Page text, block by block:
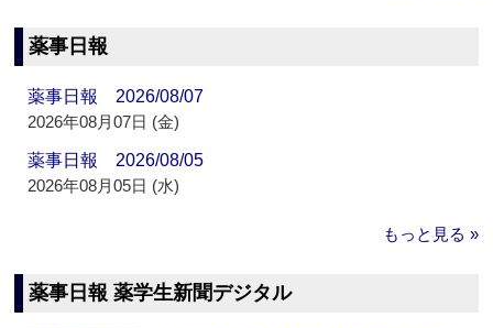
薬事日報
薬事日報 2026/08/07
2026年08月07日 (金)
薬事日報 2026/08/05
2026年08月05日 (水)
もっと見る »
薬事日報 薬学生新聞デジタル